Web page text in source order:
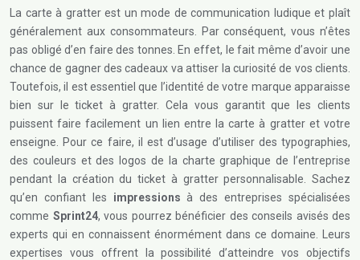
La carte à gratter est un mode de communication ludique et plaît
généralement aux consommateurs. Par conséquent, vous n’êtes
pas obligé d’en faire des tonnes. En effet, le fait même d’avoir une
chance de gagner des cadeaux va attiser la curiosité de vos clients.
Toutefois, il est essentiel que l’identité de votre marque apparaisse
bien sur le ticket à gratter. Cela vous garantit que les clients
puissent faire facilement un lien entre la carte à gratter et votre
enseigne. Pour ce faire, il est d’usage d’utiliser des typographies,
des couleurs et des logos de la charte graphique de l’entreprise
pendant la création du ticket à gratter personnalisable. Sachez
qu’en confiant les impressionsà des entreprises spécialisées
comme Sprint24, vous pourrez bénéficier des conseils avisés des
experts qui en connaissent énormément dans ce domaine. Leurs
expertises vous offrent la possibilité d’atteindre vos objectifs